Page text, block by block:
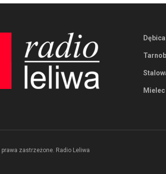
Dębica
Mielec
zastrzeżone. Radio Leliwa